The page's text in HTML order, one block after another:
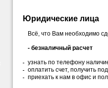
Юридические лица
Всё, что Вам необходимо
- безналичный расчет
узнать по телефону
оплатить счет, получить
приехать к нам в офис и